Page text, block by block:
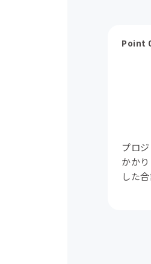
Point
プロ
かか
した